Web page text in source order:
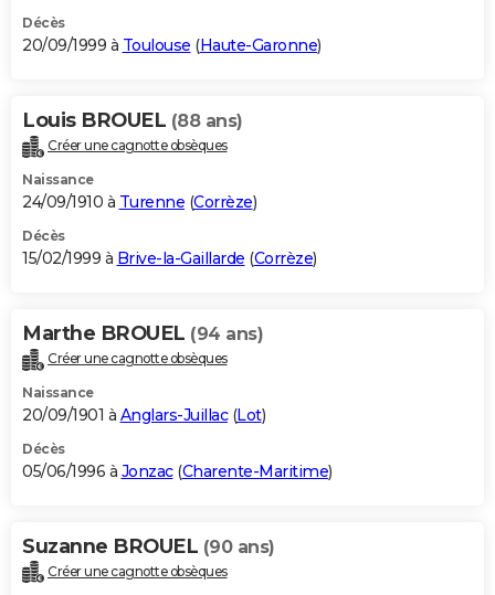
Décès
20/09/1999 à Toulouse (Haute-Garonne)
Louis BROUEL (88 ans)
Créer une cagnotte obsèques
Naissance
24/09/1910 à Turenne (Corrèze)
Décès
15/02/1999 à Brive-la-Gaillarde (Corrèze)
Marthe BROUEL (94 ans)
Créer une cagnotte obsèques
Naissance
20/09/1901 à Anglars-Juillac(Lot)
Décès
05/06/1996 à Jonzac(Charente-Maritime)
Suzanne BROUEL (90 ans)
Créer une cagnotte obsèques